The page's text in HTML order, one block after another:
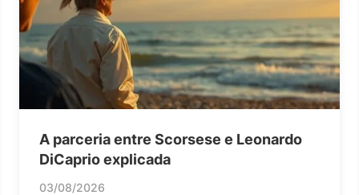
A parceria entre Scorsese e Leonardo
DiCaprio explicada
03/08/2026